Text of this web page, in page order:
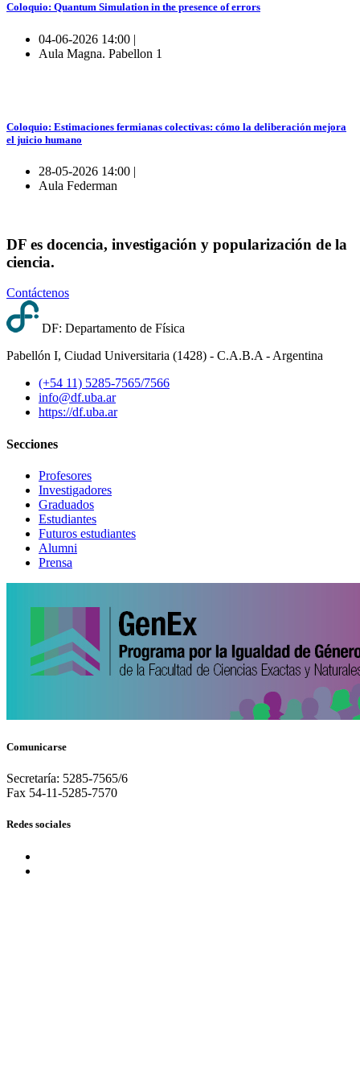
Coloquio: Quantum Simulation in the presence of errors
04-06-2026 14:00 |
Aula Magna. Pabellon 1
Coloquio: Estimaciones fermianas colectivas: cómo la deliberación mejora
el juicio humano
28-05-2026 14:00 |
Aula Federman
DF es docencia, investigación y popularización de la
ciencia.
Contáctenos
DF: Departamento de Física
Pabellón I, Ciudad Universitaria (1428) - C.A.B.A - Argentina
(+54 11) 5285-7565/7566
info@df.uba.ar
https://df.uba.ar
Secciones
Profesores
Investigadores
Graduados
Estudiantes
Futuros estudiantes
Alumni
Prensa
Comunicarse
Secretaría: 5285-7565/6
Fax 54-11-5285-7570
Redes sociales